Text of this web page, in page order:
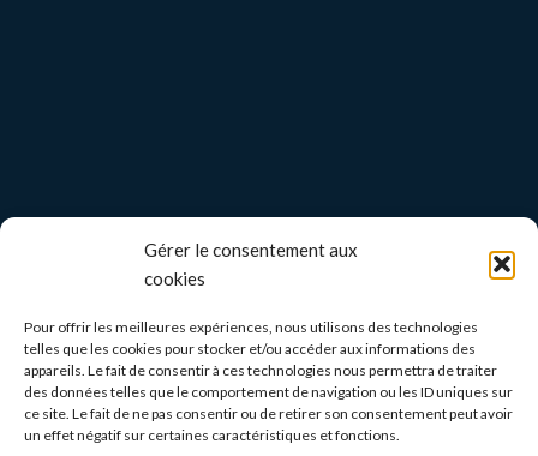
Gérer le consentement aux
cookies
Pour offrir les meilleures expériences, nous utilisons des technologies
telles que les cookies pour stocker et/ou accéder aux informations des
appareils. Le fait de consentir à ces technologies nous permettra de traiter
des données telles que le comportement de navigation ou les ID uniques sur
ce site. Le fait de ne pas consentir ou de retirer son consentement peut avoir
un effet négatif sur certaines caractéristiques et fonctions.